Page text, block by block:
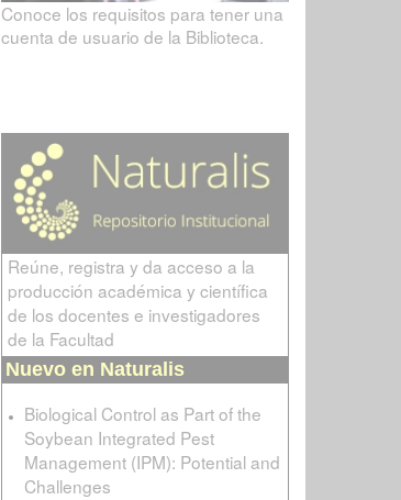
Conoce los requisitos para tener una
cuenta de usuario de la Biblioteca.
Reúne, registra y da acceso a la
producción académica y científica
de los docentes e investigadores
de la Facultad
Nuevo en Naturalis
Biological Control as Part of the
Soybean Integrated Pest
Management (IPM): Potential and
Challenges